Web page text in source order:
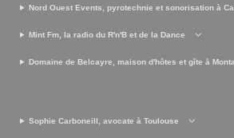
Nord Ouest Events, pyrotechnie et sonorisation à
Mint Fm, la radio du R'n'B et de la Dance
Domaine de Belcayre, maison d'hôtes et gîte à
Sophie Carboneill, avocate à Toulouse